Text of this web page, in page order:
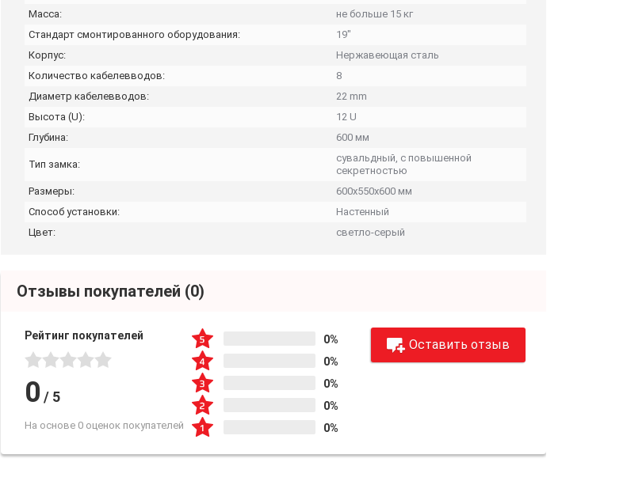
Масса:
не больше 15 кг
Стандарт смонтированного оборудования:
19″
Корпус:
Нержавеющая сталь
Количество кабелевводов:
8
Диаметр кабелевводов:
22 mm
Высота (U):
12 U
Глубина:
600 мм
Тип замка:
сувальдный, с повышенной
секретностью
Размеры:
600х550х600 мм
Способ установки:
Настенный
Цвет:
светло-серый
Отзывы покупателей (0)
Рейтинг покупателей
0 / 5
На основе 0 оценок покупателей
0%
0%
0%
0%
0%
Оставить отзыв